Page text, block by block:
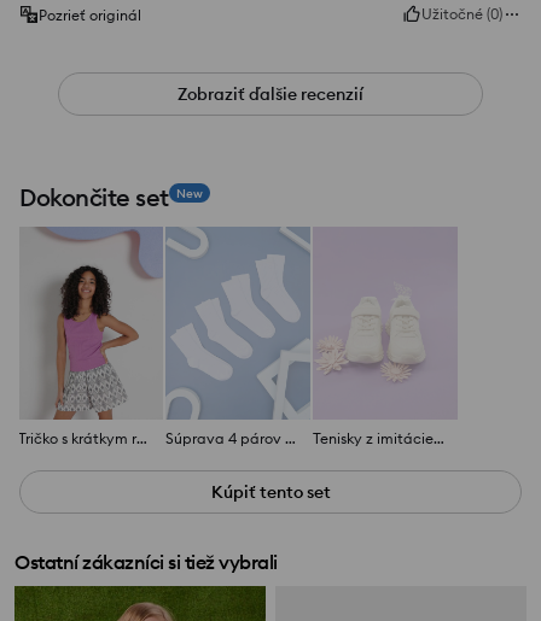
Pozrieť originál
Užitočné (0)
Zobraziť ďalšie recenzií
Dokončite set New
Tričko s krátkym rukávom a ozdobným výstrihom Súprava 4 párov ponožiek Tenisky z imitácie kože
Kúpiť tento set
Ostatní zákazníci si tiež vybrali